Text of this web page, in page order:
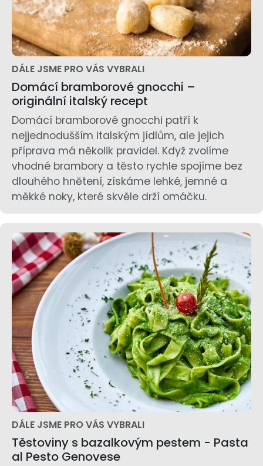
DÁLE JSME PRO VÁS VYBRALI
Domácí bramborové gnocchi –
originální italský recept
Domácí bramborové gnocchi patří k
nejjednodušším italským jídlům, ale jejich
příprava má několik pravidel. Když zvolíme
vhodné brambory a těsto rychle spojíme bez
dlouhého hnětení, získáme lehké, jemné a
měkké noky, které skvěle drží omáčku.
DÁLE JSME PRO VÁS VYBRALI
Těstoviny s bazalkovým pestem - Pasta
al Pesto Genovese